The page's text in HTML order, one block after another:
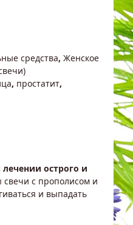
средства, Женское
, простатит,
лечении острого и
свечи с прополисом и
и выпадать